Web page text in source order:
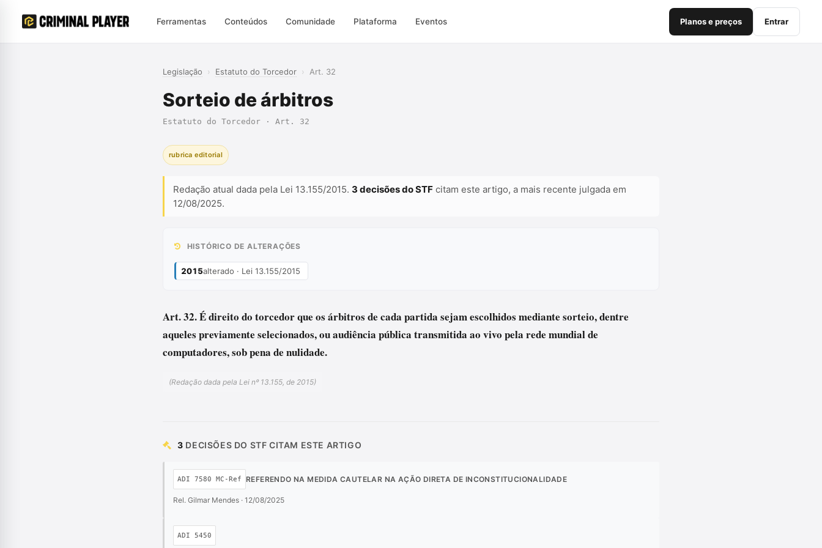
Ferramentas Conteúdos Comunidade Plataforma Eventos Planos e preços Entrar
Legislação › Estatuto do Torcedor › Art. 32
Sorteio de árbitros
Estatuto do Torcedor · Art. 32
rubrica editorial
Redação atual dada pela Lei 13.155/2015. 3 decisões do STF citam este artigo, a mais recente julgada em
12/08/2025.
HISTÓRICO DE ALTERAÇÕES
2015alterado · Lei 13.155/2015
Art. 32. É direito do torcedor que os árbitros de cada partida sejam escolhidos mediante sorteio, dentre
aqueles previamente selecionados, ou audiência pública transmitida ao vivo pela rede mundial de
computadores, sob pena de nulidade.
(Redação dada pela Lei nº 13.155, de 2015)
3 DECISÕES DO STF CITAM ESTE ARTIGO
ADI 7580 MC-Ref REFERENDO NA MEDIDA CAUTELAR NA AÇÃO DIRETA DE INCONSTITUCIONALIDADE
Rel. Gilmar Mendes · 12/08/2025
ADI 5450